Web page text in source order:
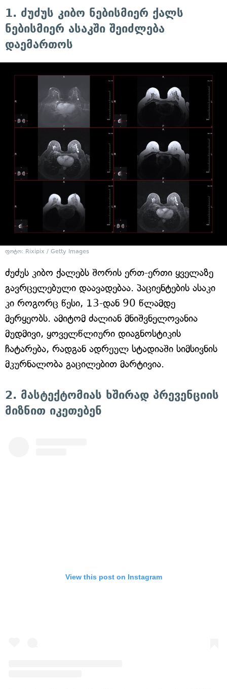
1. ძუძუს კიბო ნებისმიერ ქალს
ნებისმიერ ასაკში შეიძლება
დაემართოს
ფოტო: Rixipix / Getty Images
ძუძუს კიბო ქალებს შორის ერთ-ერთი ყველაზე
გავრცელებული დაავადებაა. პაციენტების ასაკი
კი როგორც წესი, 13-დან 90 წლამდე
მერყეობს. ამიტომ ძალიან მნიშვნელოვანია
მუდმივი, ყოველწლიური დიაგნოსტიკის
ჩატარება, რადგან ადრეულ სტადიაში სიმსივნის
მკურნალობა გაცილებით მარტივია.
2. მასტექტომიას ხშირად პრევენციის
მიზნით იკეთებენ
View this post on Instagram